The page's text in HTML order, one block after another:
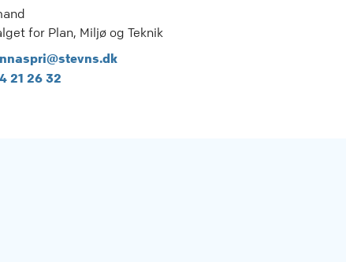
for Plan, Miljø og Teknik
21 26 32